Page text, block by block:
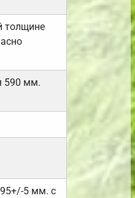
толщине
590 мм.
5 мм. с